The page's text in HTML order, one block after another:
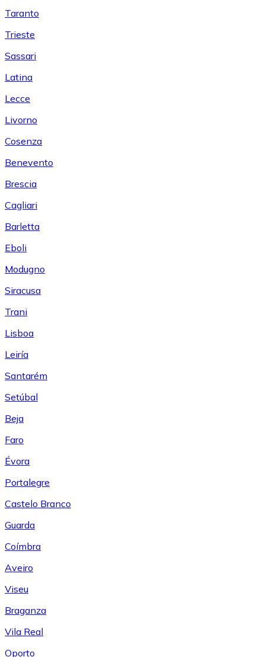
Taranto
Trieste
Sassari
Latina
Lecce
Livorno
Cosenza
Benevento
Brescia
Cagliari
Barletta
Eboli
Modugno
Siracusa
Trani
Lisboa
Leiría
Santarém
Setúbal
Beja
Faro
Évora
Portalegre
Castelo Branco
Guarda
Coímbra
Aveiro
Viseu
Braganza
Vila Real
Oporto